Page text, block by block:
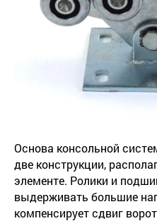
Основа консольной
две конструкции,
элементе. Ролики и
выдерживать большие
компенсирует сдвиг